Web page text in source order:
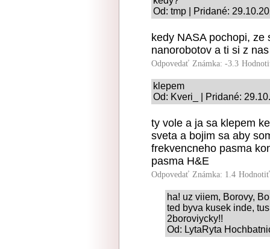
Od: tmp | Pridané:
kedy NASA pochopi,
nanorobotov a ti si z
Odpovedať Známka: -3.3
klepem
Od: Kveri_ | Pridané:
ty vole a ja sa klepem
sveta a bojim sa aby
frekvencneho pasma
pasma H&E
Odpovedať Známka: 1.4
ha! uz viiem, Borovy,
ted byva kusek inde,
2boroviycky!!
Od: LytaRyta